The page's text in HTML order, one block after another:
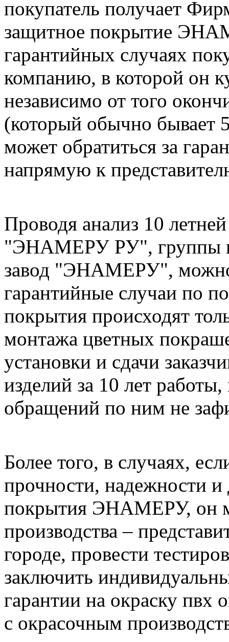
покупатель получает
защитное покрытие
гарантийных случаях
компанию, в которой он
независимо от того
(который обычно бывает
может обратиться за
напрямую к
Проводя анализ 10
"ЭНАМЕРУ РУ", группы
завод "ЭНАМЕРУ", можно
гарантийные случаи по
покрытия происходят
монтажа цветных
установки и сдачи
изделий за 10 лет
обращений по ним не
Более того, в случаях,
прочности, надежности и
покрытия ЭНАМЕРУ, он
производства –
городе, провести
заключить
гарантии на окраску пвх
с окрасочным